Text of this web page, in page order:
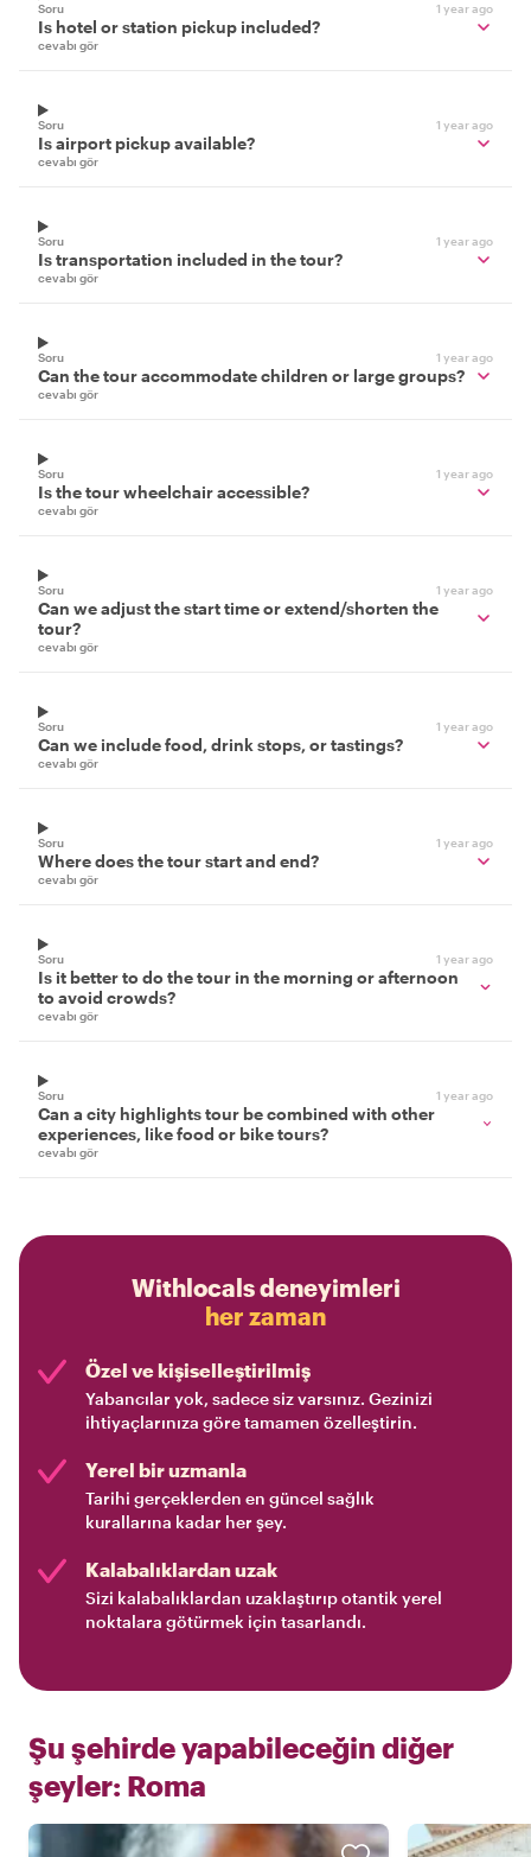
Soru 1 year ago
Is hotel or station pickup included?
cevabı gör
Soru 1 year ago
Is airport pickup available?
cevabı gör
Soru 1 year ago
Is transportation included in the tour?
cevabı gör
Soru 1 year ago
Can the tour accommodate children or large groups?
cevabı gör
Soru 1 year ago
Is the tour wheelchair accessible?
cevabı gör
Soru 1 year ago
Can we adjust the start time or extend/shorten the
tour?
cevabı gör
Soru 1 year ago
Can we include food, drink stops, or tastings?
cevabı gör
Soru 1 year ago
Where does the tour start and end?
cevabı gör
Soru 1 year ago
Is it better to do the tour in the morning or afternoon
to avoid crowds?
cevabı gör
Soru 1 year ago
Can a city highlights tour be combined with other
experiences, like food or bike tours?
cevabı gör
Withlocals deneyimleri
her zaman
Özel ve kişiselleştirilmiş
Yabancılar yok, sadece siz varsınız. Gezinizi
ihtiyaçlarınıza göre tamamen özelleştirin.
Yerel bir uzmanla
Tarihi gerçeklerden en güncel sağlık
kurallarına kadar her şey.
Kalabalıklardan uzak
Sizi kalabalıklardan uzaklaştırıp otantik yerel
noktalara götürmek için tasarlandı.
Şu şehirde yapabileceğin diğer
şeyler: Roma